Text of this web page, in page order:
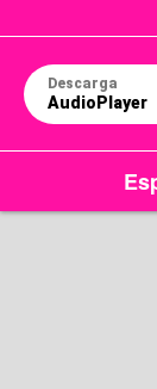
Descarga
AudioPlayer